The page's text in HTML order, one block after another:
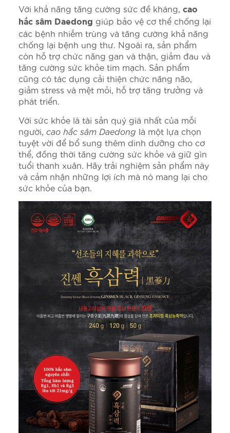
Với khả năng tăng cường sức đề kháng, cao
hắc sâm Daedong giúp bảo vệ cơ thể chống lại
các bệnh nhiễm trùng và tăng cường khả năng
chống lại bệnh ung thư. Ngoài ra, sản phẩm
còn hỗ trợ chức năng gan và thận, giảm đau và
tăng cường sức khỏe tim mạch. Sản phẩm
cũng có tác dụng cải thiện chức năng não,
giảm stress và mệt mỏi, hỗ trợ tăng trưởng và
phát triển.
Với sức khỏe là tài sản quý giá nhất của mỗi
người, cao hắc sâm Daedong là một lựa chọn
tuyệt vời để bổ sung thêm dinh dưỡng cho cơ
thể, đồng thời tăng cường sức khỏe và giữ gìn
tuổi thanh xuân. Hãy trải nghiệm sản phẩm này
và cảm nhận những lợi ích mà nó mang lại cho
sức khỏe của bạn.